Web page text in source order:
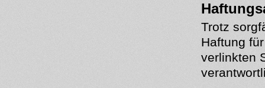
Trotz
Haftung
verlinkten